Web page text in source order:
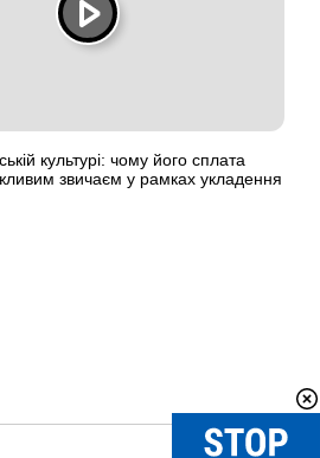
культурі: чому його сплата
звичаєм у рамках укладення